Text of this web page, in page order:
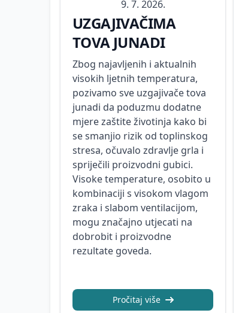
9. 7. 2026.
UZGAJIVAČIMA
TOVA JUNADI
Zbog najavljenih i aktualnih
visokih ljetnih temperatura,
pozivamo sve uzgajivače tova
junadi da poduzmu dodatne
mjere zaštite životinja kako bi
se smanjio rizik od toplinskog
stresa, očuvalo zdravlje grla i
spriječili proizvodni gubici.
Visoke temperature, osobito u
kombinaciji s visokom vlagom
zraka i slabom ventilacijom,
mogu značajno utjecati na
dobrobit i proizvodne
rezultate goveda.
Pročitaj više